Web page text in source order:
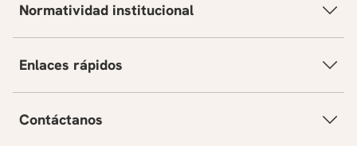
Normatividad institucional
Enlaces rápidos
Contáctanos